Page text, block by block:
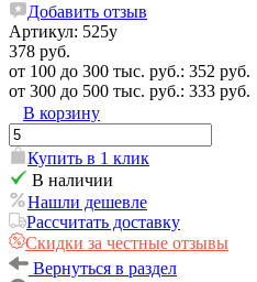
Добавить отзыв
Артикул: 525у
378 руб.
от 100 до 300 тыс. руб.: 352 руб.
от 300 до 500 тыс. руб.: 333 руб.
В корзину
Купить в 1 клик
В наличии
Нашли дешевле
Рассчитать доставку
Скидки за честные отзывы
Вернуться в раздел